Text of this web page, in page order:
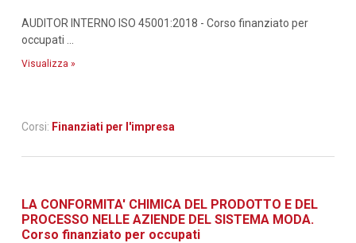
AUDITOR INTERNO ISO 45001:2018 - Corso finanziato per
occupati ...
Visualizza »
Corsi: Finanziati per l'impresa
LA CONFORMITA' CHIMICA DEL PRODOTTO E DEL
PROCESSO NELLE AZIENDE DEL SISTEMA MODA.
Corso finanziato per occupati